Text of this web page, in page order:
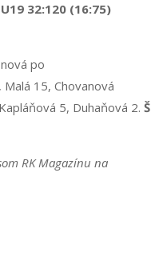
32:120 (16:75)
po
15, Chovanová
5, Duhaňová 2.
RK Magazínu na